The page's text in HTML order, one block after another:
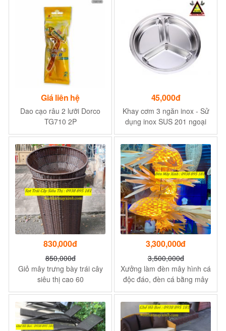
Giá liên hệ
Dao cạo râu 2 lưỡi Dorco
TG710 2P
45,000đ
Khay cơm 3 ngăn inox - Sử
dụng inox SUS 201 ngoại
nhập - Kích thước Pi 255 x
21mm
830,000đ
850,000đ
Giỏ mây trưng bày trái cây
siêu thị cao 60
3,300,000đ
3,500,000đ
Xưởng làm đèn mây hình cá
độc đáo, đèn cá bằng mây
tre đan